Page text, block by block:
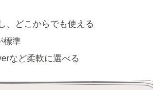
、どこからでも使える
標準
など柔軟に選べる